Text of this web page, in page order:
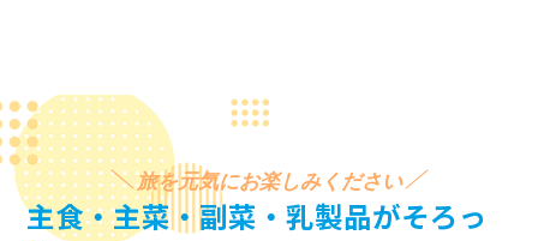
旅を元気にお楽しみください
主食・主菜・副菜・乳製品がそろっ